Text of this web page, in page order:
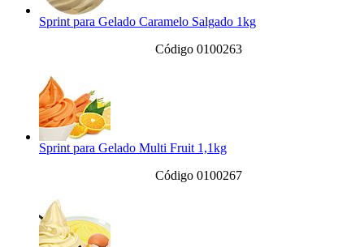
Sprint para Gelado Caramelo Salgado 1kg
Código 0100263
Sprint para Gelado Multi Fruit 1,1kg
Código 0100267